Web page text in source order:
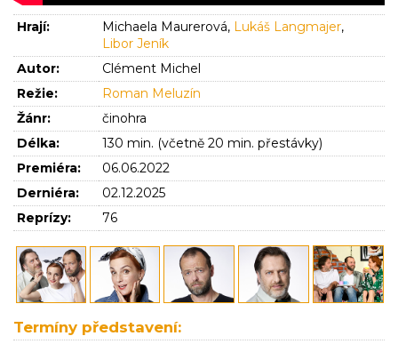
Hrají: Michaela Maurerová, Lukáš Langmajer,
Libor Jeník
Autor:
Clément Michel
Režie:
Roman Meluzín
Žánr:
činohra
Délka:
130 min. (včetně 20 min. přestávky)
Premiéra:
06.06.2022
Derniéra:
02.12.2025
Reprízy:
76
Termíny představení: